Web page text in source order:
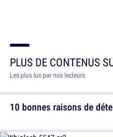
PLUS DE CONTENUS
Les plus lus par nos lecteurs
10 bonnes raisons de